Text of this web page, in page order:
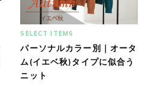
SELECT ITEMS
パーソナルカラー別｜オータ
ム(イエベ秋)タイプに似合う
ニット